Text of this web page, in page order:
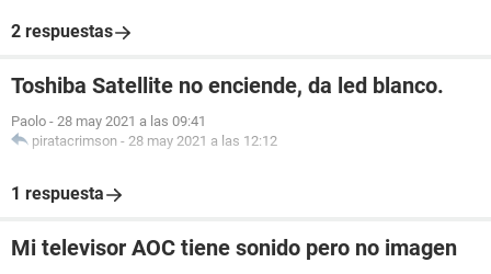
2 respuestas
Toshiba Satellite no enciende, da led blanco.
Paolo - 28 may 2021 a las 09:41
piratacrimson - 28 may 2021 a las 12:12
1 respuesta
Mi televisor AOC tiene sonido pero no imagen